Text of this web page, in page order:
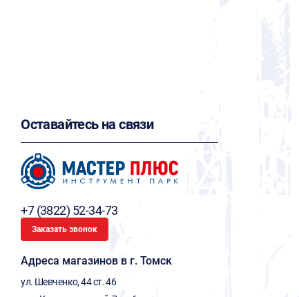
Оставайтесь на связи
+7 (3822) 52-34-73
Заказать звонок
Адреса магазинов в г. Томск
ул. Шевченко, 44 ст. 46